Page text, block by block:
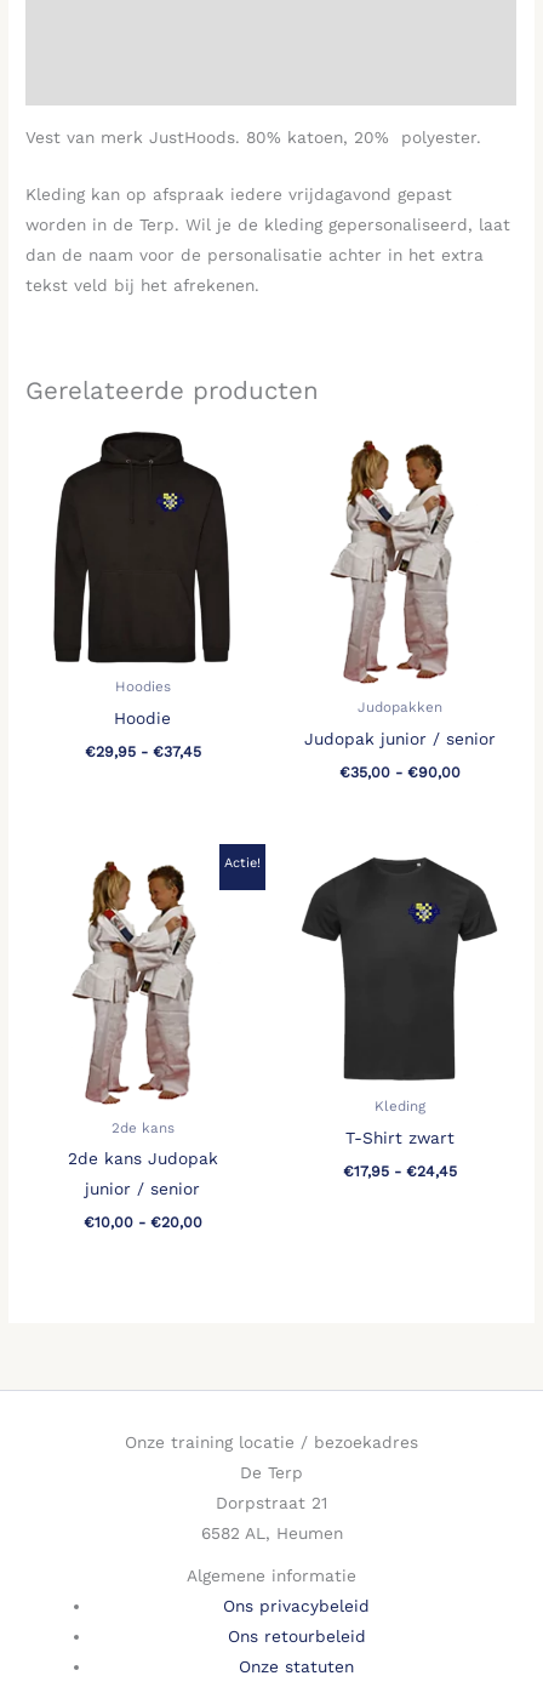
Vest van merk JustHoods. 80% katoen, 20% polyester.
Kleding kan op afspraak iedere vrijdagavond gepast
worden in de Terp. Wil je de kleding gepersonaliseerd, laat
dan de naam voor de personalisatie achter in het extra
tekst veld bij het afrekenen.
Gerelateerde producten
Hoodies
Hoodie
€29,95 - €37,45
tot
€37,45
Judopakken
Judopak junior / senior
€35,00 - €90,00
Actie!
2de kans
2de kans Judopak
junior / senior
€10,00 - €20,00
Prijsklasse:
Kleding
T-Shirt zwart
€17,95 - €24,45
€17,95
€24,45
Onze training locatie / bezoekadres
De Terp
Dorpstraat 21
6582 AL, Heumen
Algemene informatie
Ons privacybeleid
Ons retourbeleid
Onze statuten